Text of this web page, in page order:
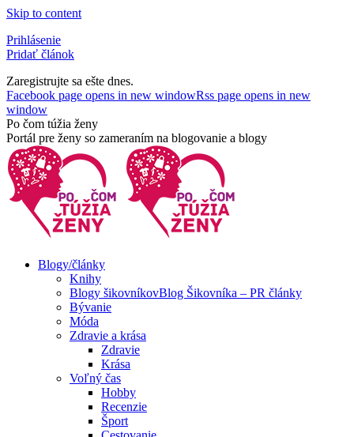
Skip to content
Prihlásenie
Pridať článok
Zaregistrujte sa ešte dnes.
Facebook page opens in new windowRss page opens in new
window
Po čom túžia ženy
Portál pre ženy so zameraním na blogovanie a blogy
Blogy/články
Knihy
Blogy šikovníkovBlog Šikovníka – PR články
Bývanie
Móda
Zdravie a krása
Zdravie
Krása
Voľný čas
Hobby
Recenzie
Šport